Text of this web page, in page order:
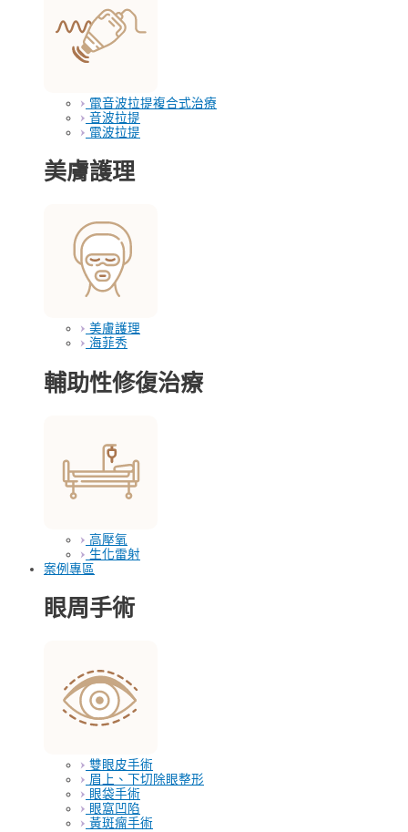
電音波拉提複合式治療
音波拉提
電波拉提
美膚護理
美膚護理
海菲秀
輔助性修復治療
高壓氧
生化雷射
案例專區
眼周手術
雙眼皮手術
眉上、下切除眼整形
眼袋手術
眼窩凹陷
黃斑瘤手術